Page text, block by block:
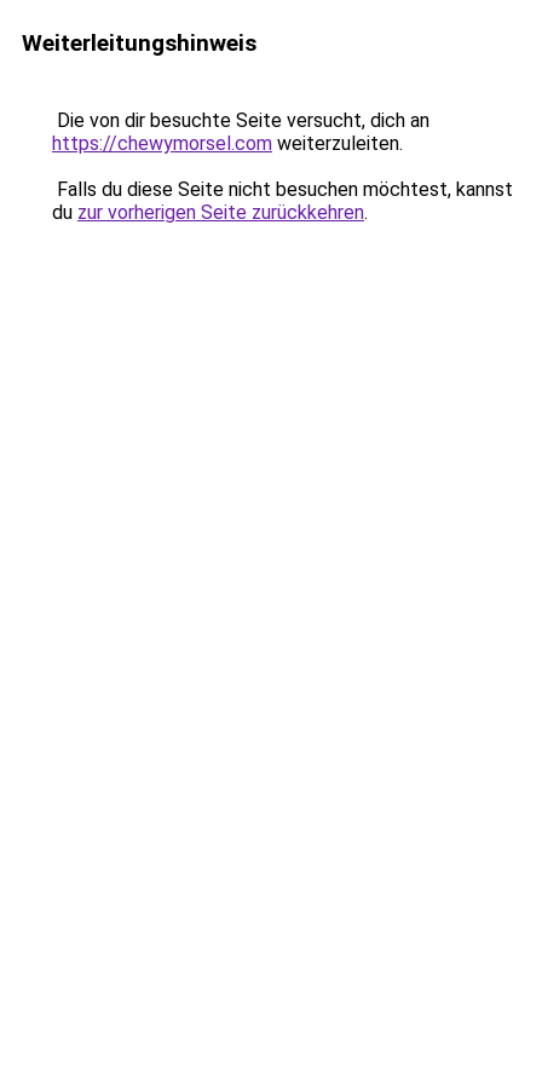
Weiterleitungshinweis
Die von dir besuchte Seite versucht, dich an
https://chewymorsel.com weiterzuleiten.
Falls du diese Seite nicht besuchen möchtest, kannst
du zur vorherigen Seite zurückkehren.